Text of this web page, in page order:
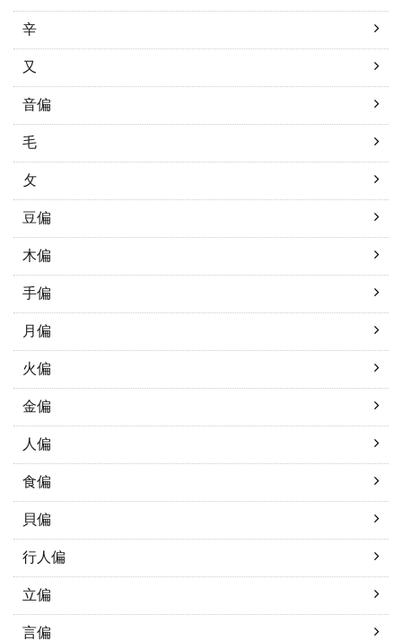
辛
又
音偏
毛
攵
豆偏
木偏
手偏
月偏
火偏
金偏
人偏
食偏
貝偏
行人偏
立偏
言偏